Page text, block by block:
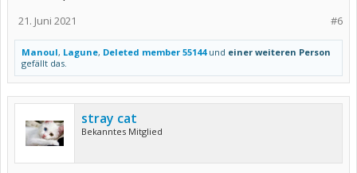
#6
21. Juni 2021
Manoul, Lagune, Deleted member 55144und einer weiteren Person
gefällt das.
stray cat
Bekanntes Mitglied